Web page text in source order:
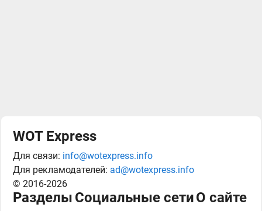
WOT Express
Для связи: info@wotexpress.info
Для рекламодателей: ad@wotexpress.info
© 2016-2026
Разделы Социальные сетиО сайте